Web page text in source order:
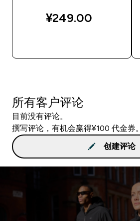
¥249.00‎
所有客户评论
目前没有评论。
撰写评论，有机会赢得¥100 代金券。
创建评论